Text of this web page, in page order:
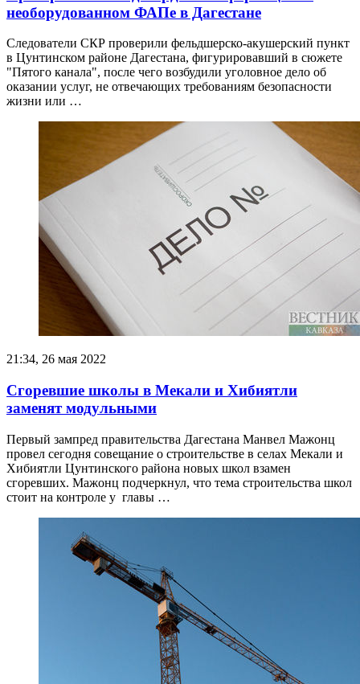
необорудованном ФАПе в Дагестане
Следователи СКР проверили фельдшерско-акушерский пункт
в Цунтинском районе Дагестана, фигурировавший в сюжете
"Пятого канала", после чего возбудили уголовное дело об
оказании услуг, не отвечающих требованиям безопасности
жизни или …
21:34, 26 мая 2022
Сгоревшие школы в Мекали и Хибиятли
заменят модульными
Первый зампред правительства Дагестана Манвел Мажонц
провел сегодня совещание о строительстве в селах Мекали и
Хибиятли Цунтинского района новых школ взамен
сгоревших. Мажонц подчеркнул, что тема строительства школ
стоит на контроле у главы …